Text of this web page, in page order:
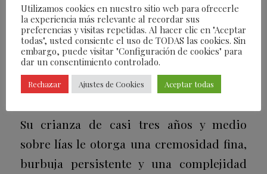
del Alto Najerilla, a gran altitud y entre
suelos arcillo-ferrosos, este vino
elaborado por método tradicional revela
el potencial de unos viñedos que miran al
frío y a la historia.
Su crianza de casi tres años y medio
sobre lías le otorga una cremosidad fina,
burbuja persistente y una complejidad
Utilizamos cookies en nuestro sitio web para ofrecerle
la experiencia más relevante al recordar sus
preferencias y visitas repetidas. Al hacer clic en "Aceptar
todas", usted consiente el uso de TODAS las cookies. Sin
embargo, puede visitar "Configuración de cookies" para
dar un consentimiento controlado.
Rechazar Ajustes de Cookies Aceptar todas